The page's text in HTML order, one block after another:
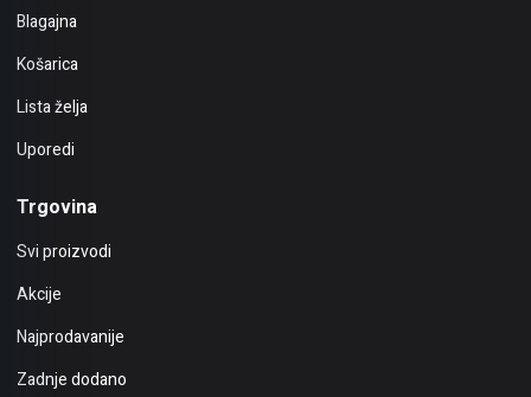
Blagajna
Košarica
Lista želja
Uporedi
Trgovina
Svi proizvodi
Akcije
Najprodavanije
Zadnje dodano